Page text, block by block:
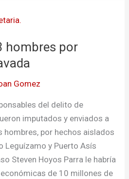
hombres por
Gomez
del delito de
imputados y enviados a
hombres, por hechos aislados
Leguízamo y Puerto Asís
Steven Hoyos Parra le habría
de 10 millones de